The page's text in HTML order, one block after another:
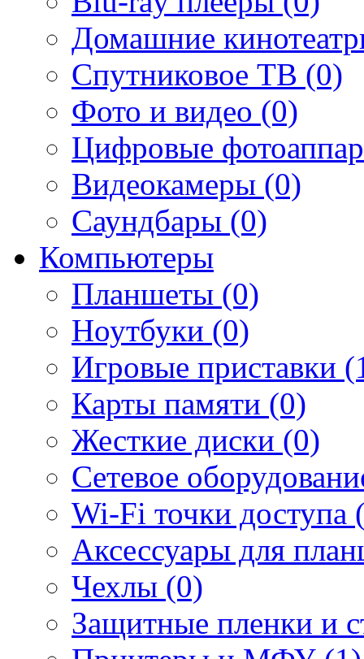
Домашние
Спутниковое ТВ (0)
Фото и видео (0)
Цифровые
Видеокамеры (0)
Саундбары (0)
Компьютеры
Планшеты (0)
Ноутбуки (0)
Игровые приставки
Карты памяти (0)
Жесткие диски (0)
Сетевое
Wi-Fi точки доступа
Аксессуары для
Чехлы (0)
Защитные пленки и